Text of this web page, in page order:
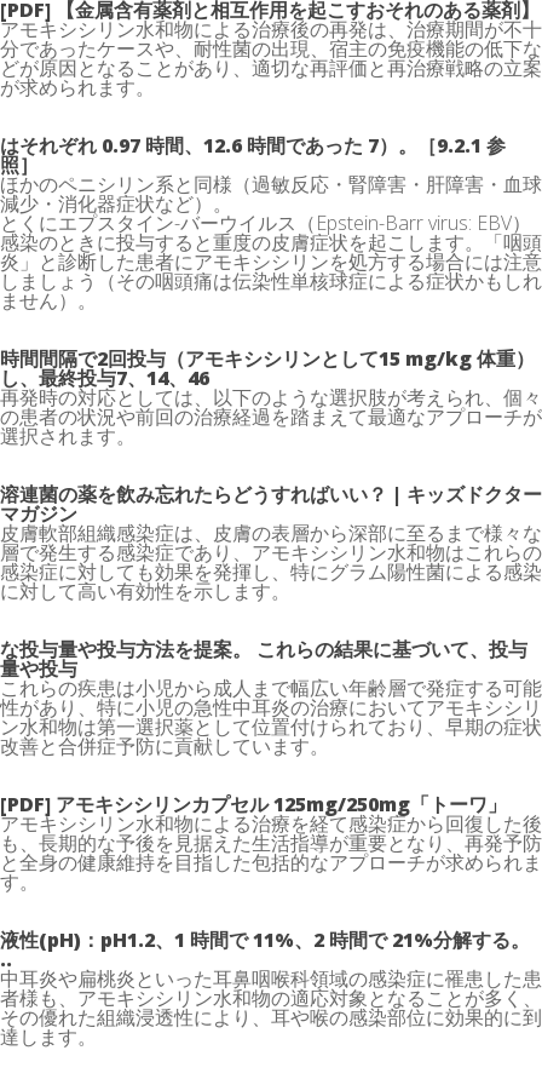
[PDF] 【金属含有薬剤と相互作用を起こすおそれのある薬剤】
アモキシシリン水和物による治療後の再発は、治療期間が不十
分であったケースや、耐性菌の出現、宿主の免疫機能の低下な
どが原因となることがあり、適切な再評価と再治療戦略の立案
が求められます。
はそれぞれ 0.97 時間、12.6 時間であった 7）。［9.2.1 参
照］
ほかのペニシリン系と同様（過敏反応・腎障害・肝障害・血球
減少・消化器症状など）。
とくにエプスタイン-バーウイルス（Epstein-Barr virus: EBV）
感染のときに投与すると重度の皮膚症状を起こします。「咽頭
炎」と診断した患者にアモキシシリンを処方する場合には注意
しましょう（その咽頭痛は伝染性単核球症による症状かもしれ
ません）。
時間間隔で2回投与（アモキシシリンとして15 mg/kg 体重）
し、最終投与7、14、46
再発時の対応としては、以下のような選択肢が考えられ、個々
の患者の状況や前回の治療経過を踏まえて最適なアプローチが
選択されます。
溶連菌の薬を飲み忘れたらどうすればいい？ | キッズドクター
マガジン
皮膚軟部組織感染症は、皮膚の表層から深部に至るまで様々な
層で発生する感染症であり、アモキシシリン水和物はこれらの
感染症に対しても効果を発揮し、特にグラム陽性菌による感染
に対して高い有効性を示します。
な投与量や投与方法を提案。 これらの結果に基づいて、投与
量や投与
これらの疾患は小児から成人まで幅広い年齢層で発症する可能
性があり、特に小児の急性中耳炎の治療においてアモキシシリ
ン水和物は第一選択薬として位置付けられており、早期の症状
改善と合併症予防に貢献しています。
[PDF] アモキシシリンカプセル 125mg/250mg「トーワ」
アモキシシリン水和物による治療を経て感染症から回復した後
も、長期的な予後を見据えた生活指導が重要となり、再発予防
と全身の健康維持を目指した包括的なアプローチが求められま
す。
液性(pH)：pH1.2、1 時間で 11%、2 時間で 21%分解する。
..
中耳炎や扁桃炎といった耳鼻咽喉科領域の感染症に罹患した患
者様も、アモキシシリン水和物の適応対象となることが多く、
その優れた組織浸透性により、耳や喉の感染部位に効果的に到
達します。